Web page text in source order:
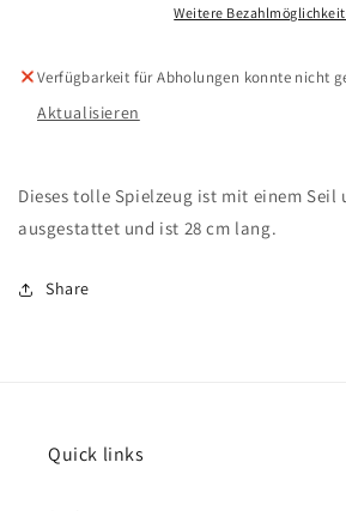
Glocke
Weitere
Verfügbarkeit für Abholungen konnte nicht
Aktualisieren
Dieses tolle Spielzeug ist mit einem Seil
ausgestattet und ist 28 cm lang.
Share
Quick links